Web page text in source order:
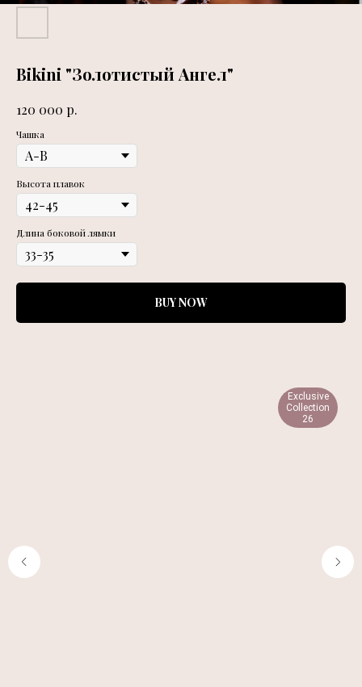
Bikini "Золотистый Ангел"
120 000 р.
Чашка
Высота плавок
Длина боковой лямки
BUY NOW
Exclusive
Collection
26